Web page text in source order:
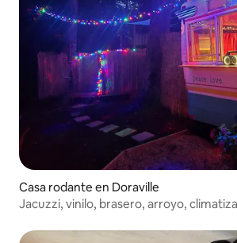
Casa rodante en Doraville
Jacuzzi, vinilo, brasero, arroyo,